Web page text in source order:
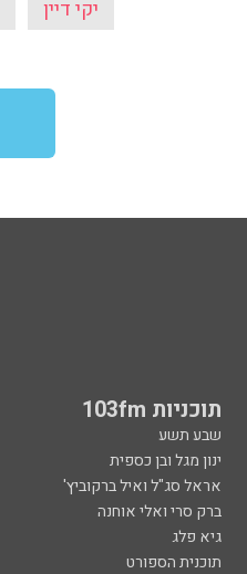
יקי דיין
תוכניות 103fm
שבע תשע
ינון מגל ובן כספית
אראל סג"ל ואיל ברקוביץ'
ברק סרי ואלי אוחנה
גיא פלג
תוכנית הספורט